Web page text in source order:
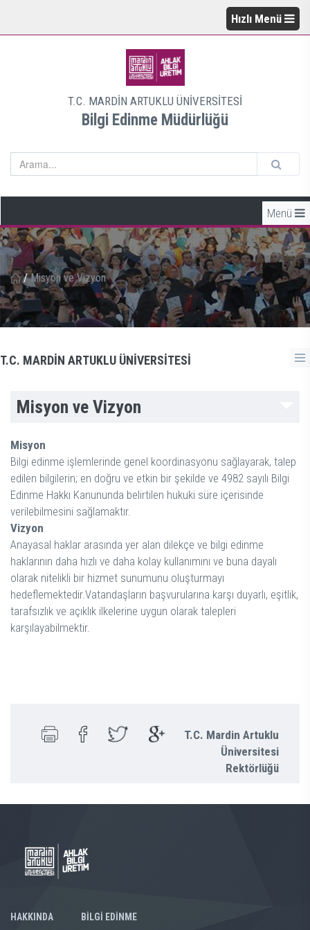
Hızlı Menü
T.C. MARDİN ARTUKLU ÜNİVERSİTESİ
Bilgi Edinme Müdürlüğü
Menü
/ Misyon ve Vizyon
T.C. MARDİN ARTUKLU ÜNİVERSİTESİ
Misyon ve Vizyon
Misyon
Bilgi edinme işlemlerinde genel koordinasyonu sağlayarak, talep
edilen bilgilerin; en doğru ve etkin bir şekilde ve 4982 sayılı Bilgi
Edinme Hakkı Kanununda belirtilen hukuki süre içerisinde
verilebilmesini sağlamaktır.
Vizyon
Anayasal haklar arasında yer alan dilekçe ve bilgi edinme
haklarının daha hızlı ve daha kolay kullanımını ve buna dayalı
olarak nitelikli bir hizmet sunumunu oluşturmayı
hedeflemektedir.Vatandaşların başvurularına karşı duyarlı, eşitlik,
tarafsızlık ve açıklık ilkelerine uygun olarak talepleri
karşılayabilmektir.
T.C. Mardin Artuklu
Üniversitesi
Rektörlüğü
HAKKINDA BİLGİ EDİNME